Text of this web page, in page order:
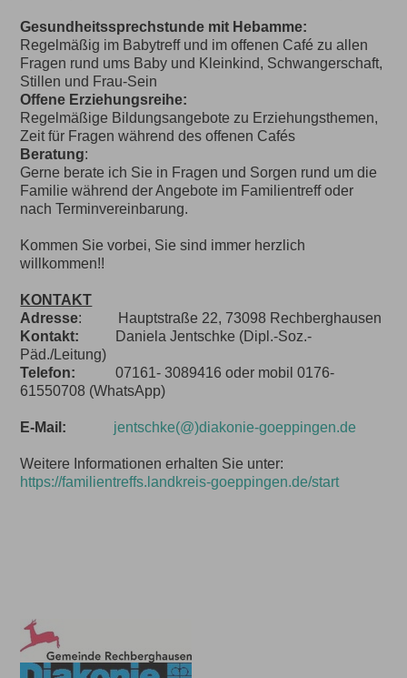
Gesundheitssprechstunde mit Hebamme:
Regelmäßig im Babytreff und im offenen Café zu allen
Fragen rund ums Baby und Kleinkind, Schwangerschaft,
Stillen und Frau-Sein
Offene Erziehungsreihe:
Regelmäßige Bildungsangebote zu Erziehungsthemen,
Zeit für Fragen während des offenen Cafés
Beratung:
Gerne berate ich Sie in Fragen und Sorgen rund um die
Familie während der Angebote im Familientreff oder
nach Terminvereinbarung.
Kommen Sie vorbei, Sie sind immer herzlich
willkommen!!
KONTAKT
Adresse: Hauptstraße 22, 73098 Rechberghausen
Kontakt: Daniela Jentschke (Dipl.-Soz.-
Päd./Leitung)
Telefon: 07161- 3089416 oder mobil 0176-
61550708 (WhatsApp)
E-Mail: jentschke(@)diakonie-goeppingen.de
Weitere Informationen erhalten Sie unter:
https://familientreffs.landkreis-goeppingen.de/start